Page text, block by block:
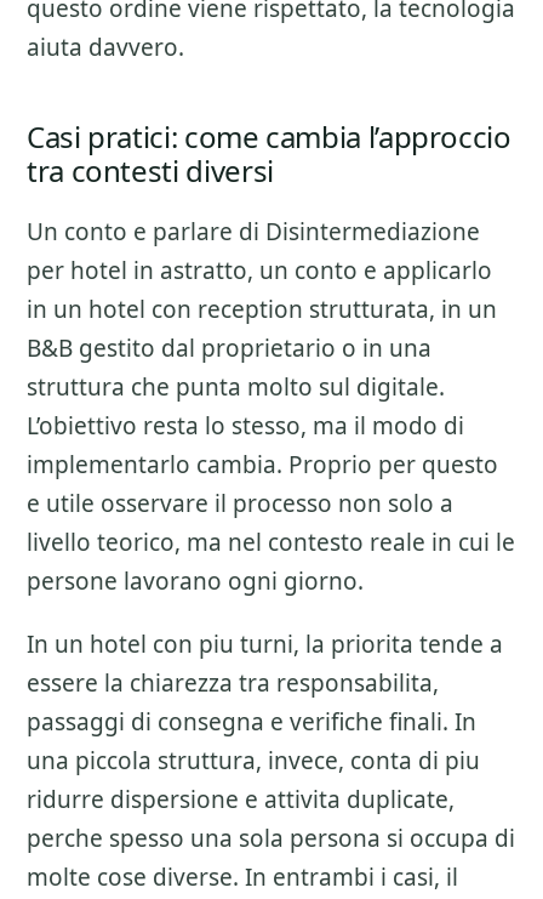
questo ordine viene rispettato, la tecnologia
aiuta davvero.
Casi pratici: come cambia l’approccio
tra contesti diversi
Un conto e parlare di Disintermediazione
per hotel in astratto, un conto e applicarlo
in un hotel con reception strutturata, in un
B&B gestito dal proprietario o in una
struttura che punta molto sul digitale.
L’obiettivo resta lo stesso, ma il modo di
implementarlo cambia. Proprio per questo
e utile osservare il processo non solo a
livello teorico, ma nel contesto reale in cui le
persone lavorano ogni giorno.
In un hotel con piu turni, la priorita tende a
essere la chiarezza tra responsabilita,
passaggi di consegna e verifiche finali. In
una piccola struttura, invece, conta di piu
ridurre dispersione e attivita duplicate,
perche spesso una sola persona si occupa di
molte cose diverse. In entrambi i casi, il